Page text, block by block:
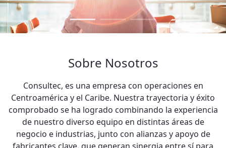
Sobre Nosotros
Consultec, es una empresa con operaciones en
Centroamérica y el Caribe. Nuestra trayectoria y éxito
comprobado se ha logrado combinando la experiencia
de nuestro diverso equipo en distintas áreas de
negocio e industrias, junto con alianzas y apoyo de